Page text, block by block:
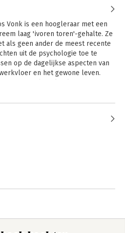
Vonk is een hoogleraar met een
laag 'ivoren toren'-gehalte. Ze
als geen ander de meest recente
uit de psychologie toe te
op de dagelijkse aspecten van
en het gewone leven.
en adviezen voor het dagelijks
counselors en mediators die
Roos Vonk